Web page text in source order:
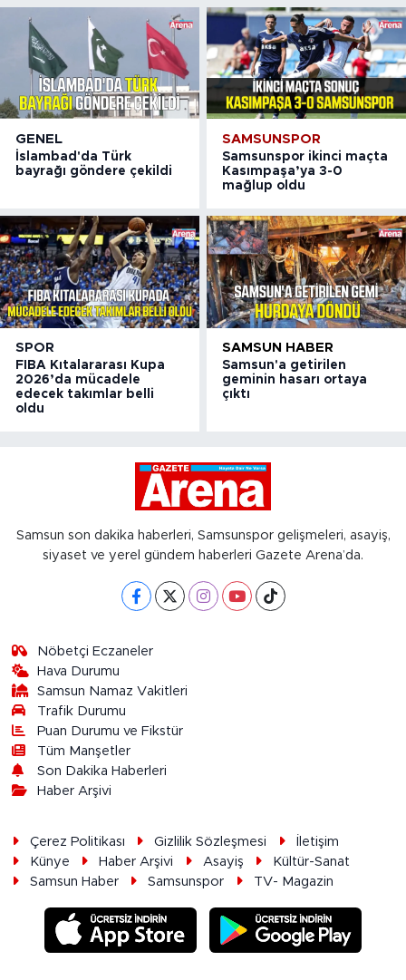
GENEL
İslambad'da Türk
bayrağı göndere çekildi
SAMSUNSPOR
Samsunspor ikinci maçta
Kasımpaşa’ya 3-0
mağlup oldu
SPOR
FIBA Kıtalararası Kupa
2026’da mücadele
edecek takımlar belli
oldu
SAMSUN HABER
Samsun'a getirilen
geminin hasarı ortaya
çıktı
Samsun son dakika haberleri, Samsunspor gelişmeleri, asayiş,
siyaset ve yerel gündem haberleri Gazete Arena’da.
Nöbetçi Eczaneler
Hava Durumu
Samsun Namaz Vakitleri
Trafik Durumu
Puan Durumu ve Fikstür
Tüm Manşetler
Son Dakika Haberleri
Haber Arşivi
Çerez Politikası Gizlilik Sözleşmesi
İletişim
Künye
Haber Arşivi Asayiş
Kültür-Sanat
Samsun Haber
Samsunspor TV- Magazin